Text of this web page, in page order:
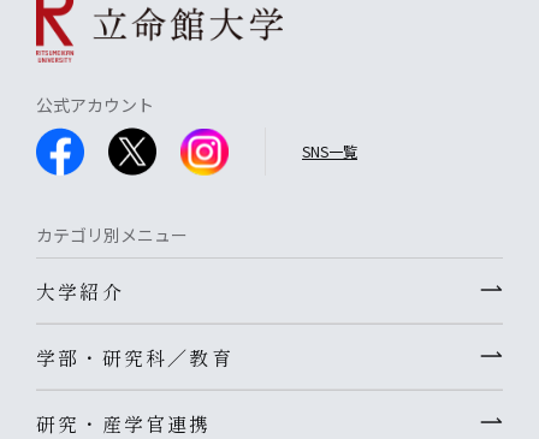
公式アカウント
SNS一覧
カテゴリ別メニュー
大学紹介
学部・研究科／教育
研究・産学官連携